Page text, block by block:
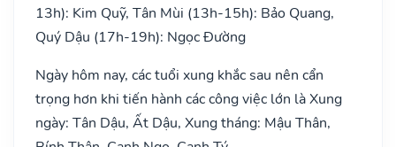
13h): Kim Quỹ, Tân Mùi (13h-15h): Bảo Quang,
Quý Dậu (17h-19h): Ngọc Đường
Ngày hôm nay, các tuổi xung khắc sau nên cẩn
trọng hơn khi tiến hành các công việc lớn là Xung
ngày: Tân Dậu, Ất Dậu, Xung tháng: Mậu Thân,